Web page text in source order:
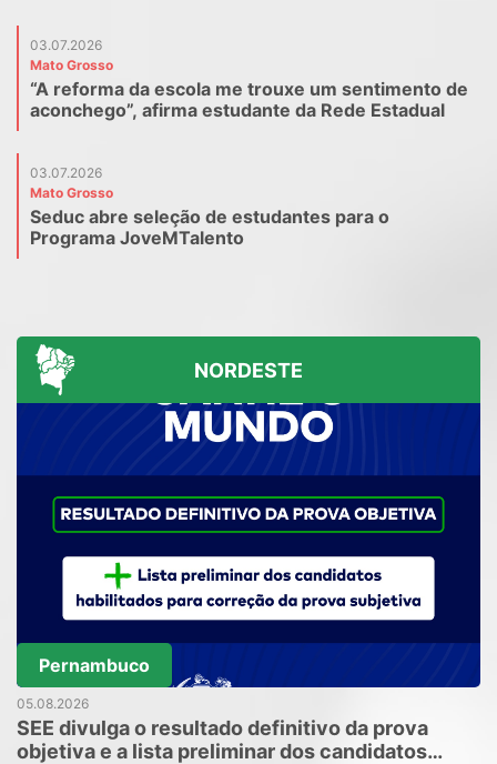
03.07.2026
Mato Grosso
“A reforma da escola me trouxe um sentimento de
aconchego”, afirma estudante da Rede Estadual
03.07.2026
Mato Grosso
Seduc abre seleção de estudantes para o
Programa JoveMTalento
NORDESTE
Pernambuco
05.08.2026
SEE divulga o resultado definitivo da prova
objetiva e a lista preliminar dos candidatos